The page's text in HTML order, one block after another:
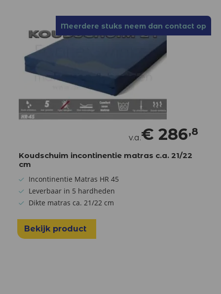
Meerdere stuks neem dan contact op
v.a.€ 286,8
Koudschuim incontinentie matras c.a. 21/22
cm
Incontinentie Matras HR 45
Leverbaar in 5 hardheden
Dikte matras ca. 21/22 cm
Bekijk product